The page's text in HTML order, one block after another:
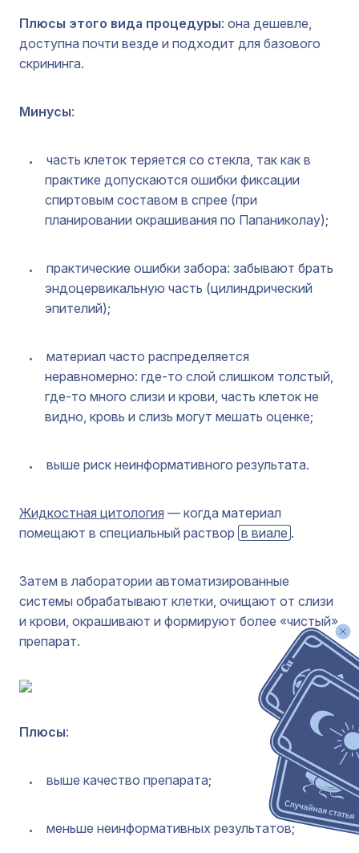
Плюсы этого вида процедуры: она дешевле,
доступна почти везде и подходит для базового
скрининга.
Минусы:
часть клеток теряется со стекла, так как в
практике допускаются ошибки фиксации
спиртовым составом в спрее (при
планировании окрашивания по Папаниколау);
практические ошибки забора: забывают брать
эндоцервикальную часть (цилиндрический
эпителий);
материал часто распределяется
неравномерно: где-то слой слишком толстый,
где-то много слизи и крови, часть клеток не
видно, кровь и слизь могут мешать оценке;
выше риск неинформативного результата.
Жидкостная цитология — когда материал
помещают в специальный раствор в виале .
Затем в лаборатории автоматизированные
системы обрабатывают клетки, очищают от слизи
и крови, окрашивают и формируют более «чистый»
препарат.
Плюсы:
выше качество препарата;
меньше неинформативных результатов;